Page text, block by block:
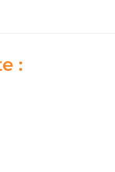
: